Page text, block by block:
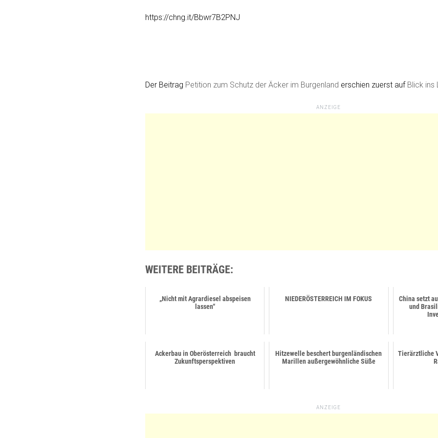
https://chng.it/Bbwr7B2PNJ
Der Beitrag Petition zum Schutz der Äcker im Burgenland erschien zuerst auf Blick ins
ANZEIGE
WEITERE BEITRÄGE:
„Nicht mit Agrardiesel abspeisen
lassen“
NIEDERÖSTERREICH IM FOKUS
China setzt
und
Ackerbau in Oberösterreich braucht
Zukunftsperspektiven
Hitzewelle beschert burgenländischen
Marillen außergewöhnliche Süße
Tierärztliche
ANZEIGE